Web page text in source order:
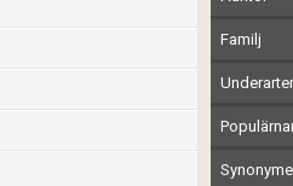
Familj
Underarter